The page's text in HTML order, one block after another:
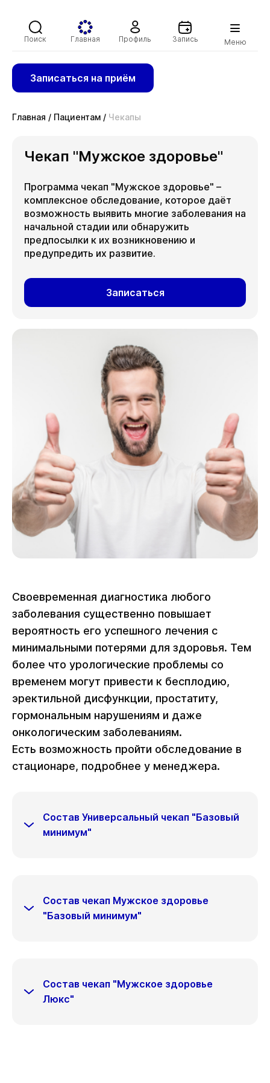
Поиск Главная Профиль Запись Меню
Записаться на приём
Главная / Пациентам / Чекапы
Чекап "Мужское здоровье"
Программа чекап "Мужское здоровье" –
комплексное обследование, которое даёт
возможность выявить многие заболевания на
начальной стадии или обнаружить
предпосылки к их возникновению и
предупредить их развитие.
Записаться
Своевременная диагностика любого
заболевания существенно повышает
вероятность его успешного лечения с
минимальными потерями для здоровья. Тем
более что урологические проблемы со
временем могут привести к бесплодию,
эректильной дисфункции, простатиту,
гормональным нарушениям и даже
онкологическим заболеваниям.
Есть возможность пройти обследование в
стационаре, подробнее у менеджера.
Состав Универсальный чекап "Базовый
минимум"
Состав чекап Мужское здоровье
"Базовый минимум"
Состав чекап "Мужское здоровье
Люкс"